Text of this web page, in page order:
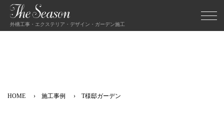
外構工事・エクステリア・デザイン・ガーデン施工
HOME 施工事例 T様邸ガーデン